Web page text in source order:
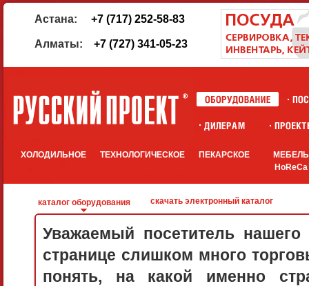
Астана: +7 (717) 252-58-83
Алматы: +7 (727) 341-05-23
ХОЛОДИЛЬНОЕ ТЕХНОЛОГИЧЕСКОЕ ПЕКАРСКОЕ
МЕБЕЛЬ
HoReCa
каталог оборудования скачать электронный каталог
Уважаемый посетитель
странице слишком много
понять, на какой именно